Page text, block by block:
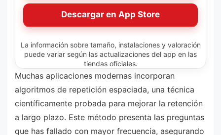
Descargar en App Store
La información sobre tamaño, instalaciones y valoración
puede variar según las actualizaciones del app en las
tiendas oficiales.
Muchas aplicaciones modernas incorporan
algoritmos de repetición espaciada, una técnica
científicamente probada para mejorar la retención
a largo plazo. Este método presenta las preguntas
que has fallado con mayor frecuencia, asegurando